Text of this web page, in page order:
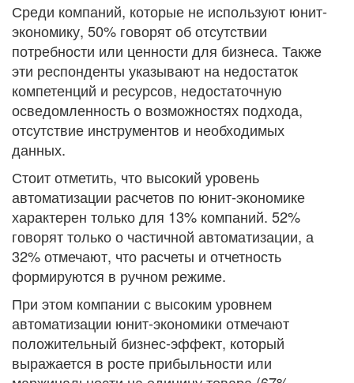
Среди компаний, которые не используют юнит-
экономику, 50% говорят об отсутствии
потребности или ценности для бизнеса. Также
эти респонденты указывают на недостаток
компетенций и ресурсов, недостаточную
осведомленность о возможностях подхода,
отсутствие инструментов и необходимых
данных.
Стоит отметить, что высокий уровень
автоматизации расчетов по юнит-экономике
характерен только для 13% компаний. 52%
говорят только о частичной автоматизации, а
32% отмечают, что расчеты и отчетность
формируются в ручном режиме.
При этом компании с высоким уровнем
автоматизации юнит-экономики отмечают
положительный бизнес-эффект, который
выражается в росте прибыльности или